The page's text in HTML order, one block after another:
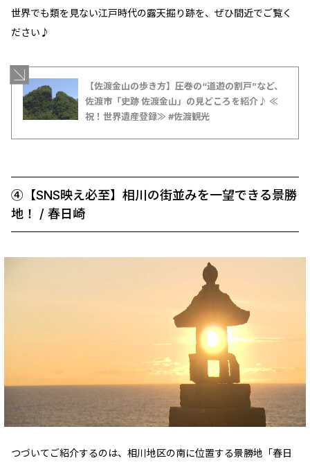
世界でも類を見ない江戸時代の露天掘り跡を、ぜひ間近でご覧く
ださい♪
【佐渡金山の歩き方】圧巻の“道遊の割戸”など、
佐渡市「史跡 佐渡金山」の見どころを紹介♪ ≪
祝！世界遺産登録≫ #佐渡観光
④【SNS映え必至】相川の街並みを一望できる景勝
地！ / 春日崎
つづいてご紹介するのは、相川地区の南に位置する景勝地「春日